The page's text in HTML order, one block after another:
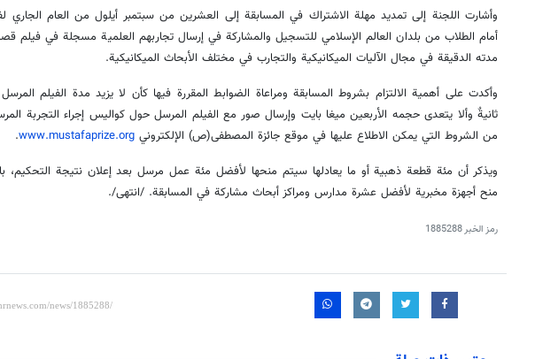
وأشارت اللجنة إلى تمديد مهلة الاشتراك في المسابقة إلى العشرين من سبتمبر أيلول من العام الجاري
أمام الطلاب من بلدان العالم الإسلامي للتسجيل والمشاركة في إرسال تجاربهم العلمية مسجلة في فيلم
مدته الدقيقة في مجال الآليات الميكانيكية والتجارب في مختلف الأبحاث الميكانيكية.
وأكدت على أهمية الالتزام بشروط المسابقة ومراعاة الضوابط المقررة فيها كأن لا يزيد مدة الفيلم
ثانیةٌ وألا يتعدى حجمه الأربعين ميغا بايت وإرسال صور مع الفيلم المرسل حول كواليس إجراء التجربة
من الشروط التي يمكن الاطلاع عليها في موقع جائزة المصطفى(ص) الإلكتروني www.mustafaprize.org
.
ويذكر أن مئة قطعة ذهبية أو ما يعادلها سيتم منحها لأفضل مئة عمل مرسل بعد إعلان نتيجة التحكيم،
منح أجهزة مخبرية لأفضل عشرة مدارس ومراكز أبحاث مشاركة في المسابقة. /انتهى/.
رمز الخبر1885288